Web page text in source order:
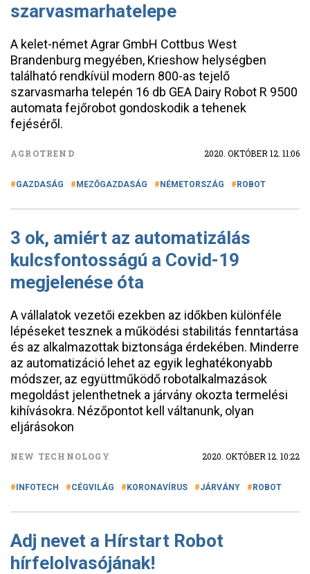
szarvasmarhatelepe
A kelet-német Agrar GmbH Cottbus West
Brandenburg megyében, Krieshow helységben
található rendkívül modern 800-as tejelő
szarvasmarha telepén 16 db GEA Dairy Robot R 9500
automata fejőrobot gondoskodik a tehenek
fejéséről.
AGROTREND 2020. OKTÓBER 12. 11:06
GAZDASÁG MEZŐGAZDASÁG NÉMETORSZÁG ROBOT
3 ok, amiért az automatizálás
kulcsfontosságú a Covid-19
megjelenése óta
A vállalatok vezetői ezekben az időkben különféle
lépéseket tesznek a működési stabilitás fenntartása
és az alkalmazottak biztonsága érdekében. Minderre
az automatizáció lehet az egyik leghatékonyabb
módszer, az együttműködő robotalkalmazások
megoldást jelenthetnek a járvány okozta termelési
kihívásokra. Nézőpontot kell váltanunk, olyan
eljárásokon
NEW TECHNOLOGY 2020. OKTÓBER 12. 10:22
INFOTECH CÉGVILÁG KORONAVÍRUS JÁRVÁNY ROBOT
Adj nevet a Hírstart Robot
hírfelolvasójának!